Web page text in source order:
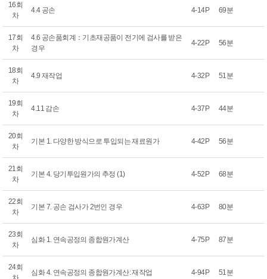
16회
차
4.4 공손 4-14P 69분
17회
차
4.6 공손품회계：기초재공품이 전기에 검사를 받은
경우
4-22P 56분
18회
차
4.9 재작업 4-32P 51분
19회
차
4.11 감손 4-37P 44분
20회
차
기본 1. 다양한 방식으로 투입되는 재료원가 4-42P 56분
21회
차
기본 4. 당기투입원가의 추정 (1) 4-52P 68분
22회
차
기본 7. 공손 검사가 2번인 경우 4-63P 80분
23회
차
심화 1. 연속공정의 종합원가계산 4-75P 87분
24회
심화 4. 연속공정의 종합원가계산: 재작업 4-94P 51분